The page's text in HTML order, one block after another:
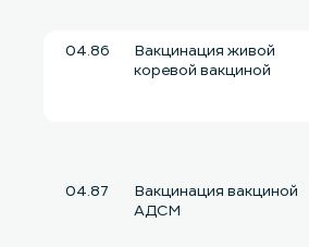
04.86
Вакцинация живой
коревой вакциной
04.87
Вакцинация вакциной
АДСМ